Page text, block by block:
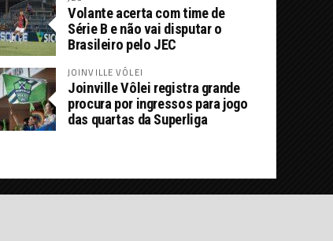
Volante acerta com time de
Série B e não vai disputar o
Brasileiro pelo JEC
JOINVILLE VÔLEI
Joinville Vôlei registra grande
procura por ingressos para jogo
das quartas da Superliga